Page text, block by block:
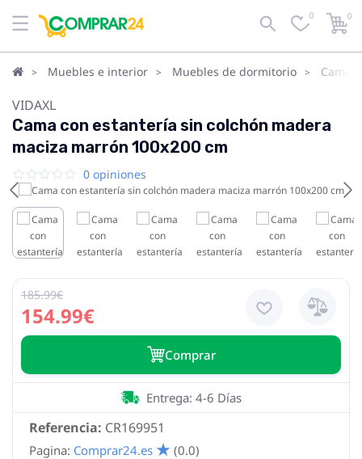
0 0
Muebles e interior Muebles de dormitorio Camas
VIDAXL
Cama con estantería sin colchón madera
maciza marrón 100x200 cm
0 opiniones
154.99€
185.99€
Сomprar
Referencia: CR169951
Entrega: 4-6 Días
Pagina: Comprar24.es (0.0)